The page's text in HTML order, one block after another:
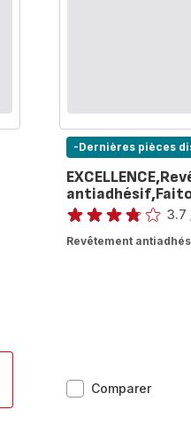
Comparer
-Dernières pièces
Note
3.7
Revêtement